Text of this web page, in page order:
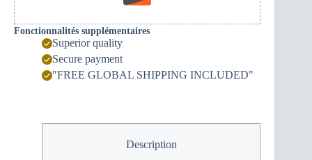
Fonctionnalités supplémentaires
Superior quality
Secure payment
"FREE GLOBAL SHIPPING INCLUDED"
Description